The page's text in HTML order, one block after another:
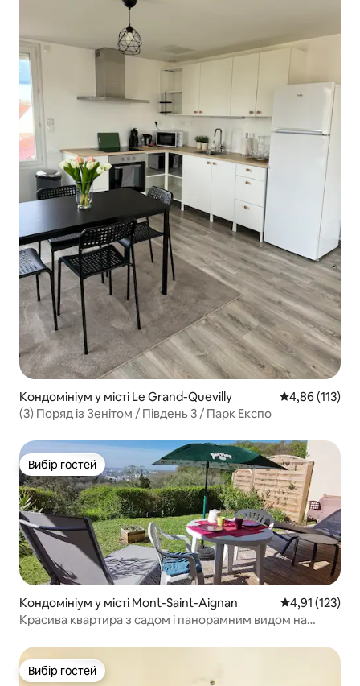
Кондомініум у місті Le Grand-Quevilly Середня
4,86 (113)
(3) Поряд із Зенітом / Південь 3 / Парк Експо
Вибір гостей
Вибір гостей
Кондомініум у місті Mont-Saint-Aignan Середня
4,91 (123)
Красива квартира з садом і панорамним видом на
Вибір гостей
Вибір гостей